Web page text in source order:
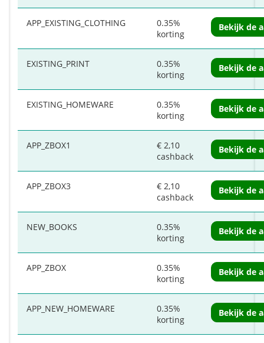
APP_EXISTING_CLOTHING
0.35%
korting
Bekijk de
EXISTING_PRINT
0.35%
korting
Bekijk de
EXISTING_HOMEWARE
0.35%
korting
Bekijk de
APP_ZBOX1
€ 2,10
cashback
Bekijk de
APP_ZBOX3
€ 2,10
cashback
Bekijk de
NEW_BOOKS
0.35%
korting
Bekijk de
APP_ZBOX
0.35%
korting
Bekijk de
APP_NEW_HOMEWARE
0.35%
korting
Bekijk de